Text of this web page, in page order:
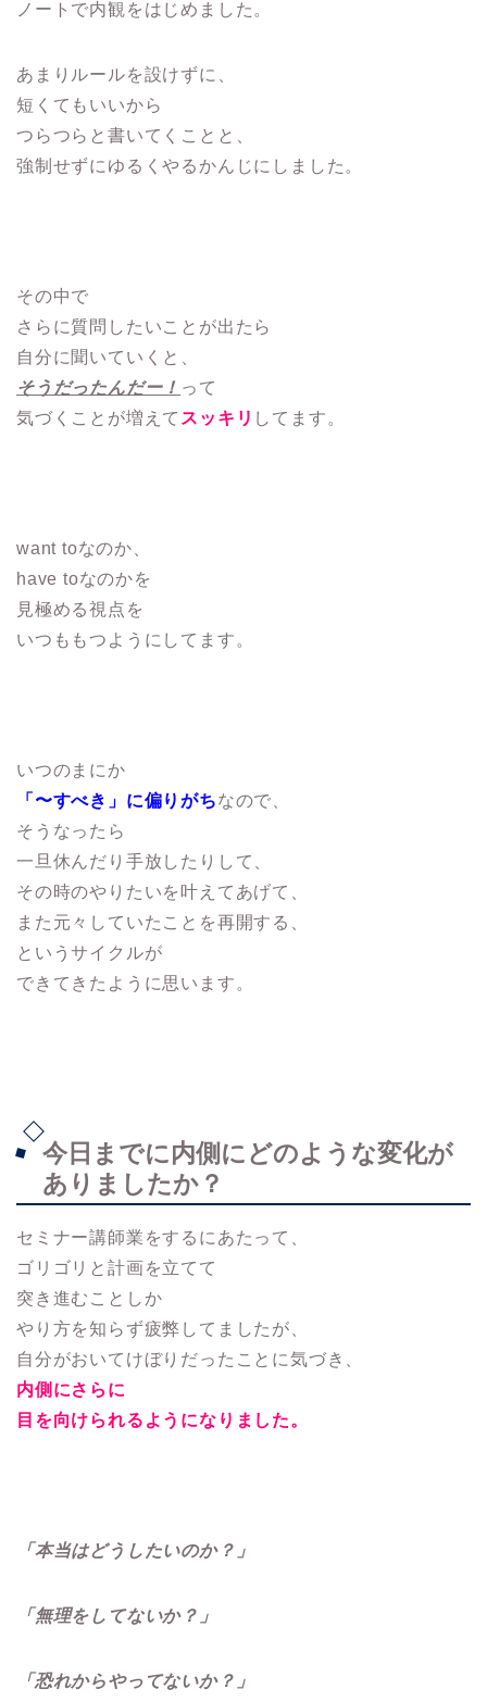
ノートで内観をはじめました。
あまりルールを設けずに、
短くてもいいから
つらつらと書いてくことと、
強制せずにゆるくやるかんじにしました。
その中で
さらに質問したいことが出たら
自分に聞いていくと、
そうだったんだー！ って
気づくことが増えて スッキリ してます。
want toなのか、
have toなのかを
見極める視点を
いつももつようにしてます。
いつのまにか
「〜すべき」に偏りがちなので、
そうなったら
一旦休んだり手放したりして、
その時のやりたいを叶えてあげて、
また元々していたことを再開する、
というサイクルが
できてきたように思います。
今日までに内側にどのような変化が
ありましたか？
セミナー講師業をするにあたって、
ゴリゴリと計画を立てて
突き進むことしか
やり方を知らず疲弊してましたが、
自分がおいてけぼりだったことに気づき、
内側にさらに
目を向けられるようになりました。
「本当はどうしたいのか？」
「無理をしてないか？」
「恐れからやってないか？」